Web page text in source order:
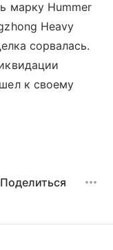
марку Hummer
Heavy
сорвалась.
к своему
Поделиться